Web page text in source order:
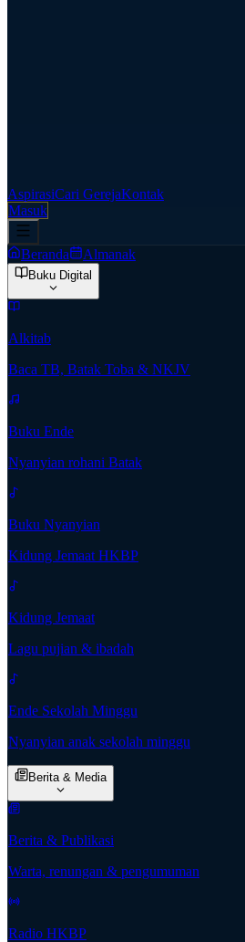
AspirasiCari GerejaKontak
Masuk
Beranda Almanak
Buku Digital
Alkitab
Baca TB, Batak Toba & NKJV
Buku Ende
Nyanyian rohani Batak
Buku Nyanyian
Kidung Jemaat HKBP
Kidung Jemaat
Lagu pujian & ibadah
Ende Sekolah Minggu
Nyanyian anak sekolah minggu
Berita & Media
Berita & Publikasi
Warta, renungan & pengumuman
Radio HKBP